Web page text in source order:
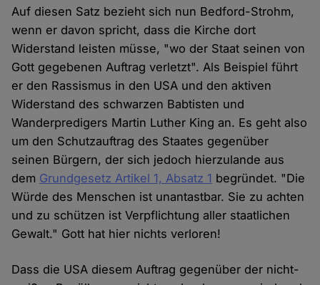
Auf diesen Satz bezieht sich nun Bedford-Strohm,
wenn er davon spricht, dass die Kirche dort
Widerstand leisten müsse, "wo der Staat seinen von
Gott gegebenen Auftrag verletzt". Als Beispiel führt
er den Rassismus in den USA und den aktiven
Widerstand des schwarzen Babtisten und
Wanderpredigers Martin Luther King an. Es geht also
um den Schutzauftrag des Staates gegenüber
seinen Bürgern, der sich jedoch hierzulande aus
dem Grundgesetz Artikel 1, Absatz 1 begründet. "Die
Würde des Menschen ist unantastbar. Sie zu achten
und zu schützen ist Verpflichtung aller staatlichen
Gewalt." Gott hat hier nichts verloren!
Dass die USA diesem Auftrag gegenüber der nicht-